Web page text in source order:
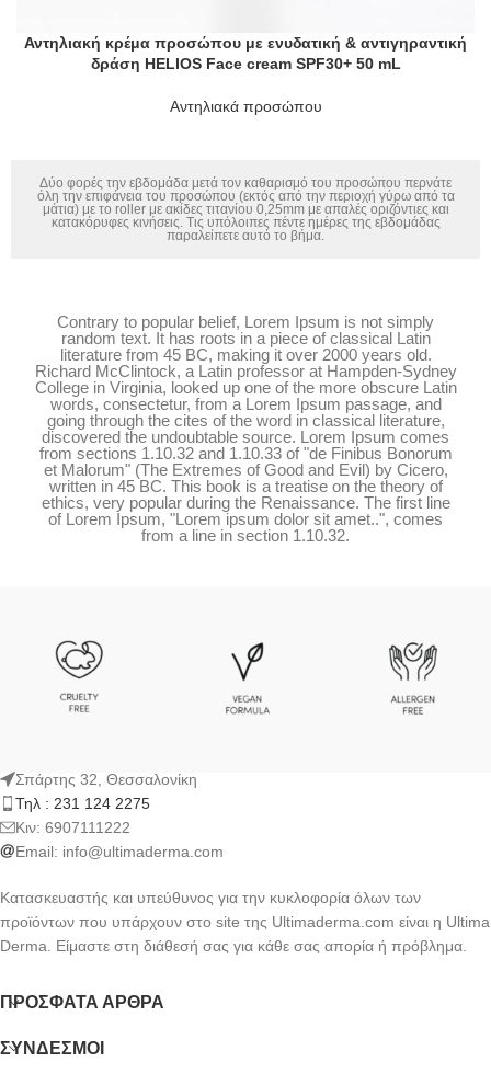
Αντηλιακή κρέμα προσώπου με ενυδατική & αντιγηραντική
δράση HELIOS Face cream SPF30+ 50 mL
Αντηλιακά προσώπου
Δύο φορές την εβδομάδα μετά τον καθαρισμό του προσώπου περνάτε
όλη την επιφάνεια του προσώπου (εκτός από την περιοχή γύρω από τα
μάτια) με το roller με ακίδες τιτανίου 0,25mm με απαλές οριζόντιες και
κατακόρυφες κινήσεις. Τις υπόλοιπες πέντε ημέρες της εβδομάδας
παραλείπετε αυτό το βήμα.
Contrary to popular belief, Lorem Ipsum is not simply
random text. It has roots in a piece of classical Latin
literature from 45 BC, making it over 2000 years old.
Richard McClintock, a Latin professor at Hampden-Sydney
College in Virginia, looked up one of the more obscure Latin
words, consectetur, from a Lorem Ipsum passage, and
going through the cites of the word in classical literature,
discovered the undoubtable source. Lorem Ipsum comes
from sections 1.10.32 and 1.10.33 of "de Finibus Bonorum
et Malorum" (The Extremes of Good and Evil) by Cicero,
written in 45 BC. This book is a treatise on the theory of
ethics, very popular during the Renaissance. The first line
of Lorem Ipsum, "Lorem ipsum dolor sit amet..", comes
from a line in section 1.10.32.
Σπάρτης 32, Θεσσαλονίκη
Τηλ : 231 124 2275
Kιν: 6907111222
Email: info@ultimaderma.com
Κατασκευαστής και υπεύθυνος για την κυκλοφορία όλων των
προϊόντων που υπάρχουν στο site της Ultimaderma.com είναι η Ultima
Derma. Είμαστε στη διάθεσή σας για κάθε σας απορία ή πρόβλημα.
ΠΡΌΣΦΑΤΑ ΆΡΘΡΑ
ΣΎΝΔΕΣΜΟΙ